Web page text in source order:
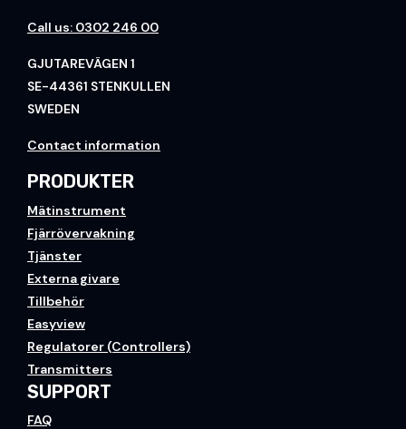
Call us: 0302 246 00
GJUTAREVÄGEN 1
SE-44361 STENKULLEN
SWEDEN
Contact information
PRODUKTER
Mätinstrument
Fjärrövervakning
Tjänster
Externa givare
Tillbehör
Easyview
Regulatorer (Controllers)
Transmitters
SUPPORT
FAQ